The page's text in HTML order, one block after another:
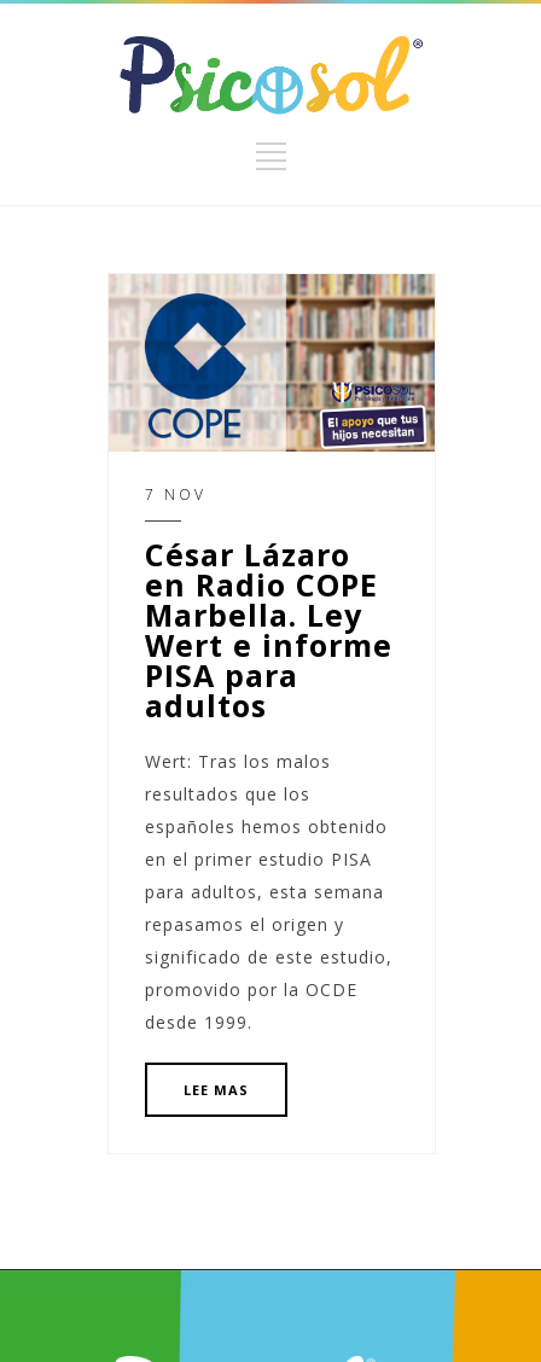
7 NOV
César Lázaro
en Radio COPE
Marbella. Ley
Wert e informe
PISA para
adultos
Wert: Tras los malos
resultados que los
españoles hemos obtenido
en el primer estudio PISA
para adultos, esta semana
repasamos el origen y
significado de este estudio,
promovido por la OCDE
desde 1999.
LEE MAS